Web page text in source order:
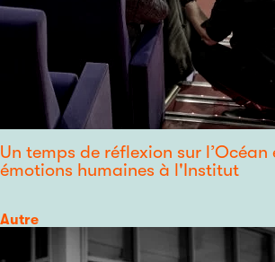
Un temps de réflexion sur l’Océan
émotions humaines à l'Institut
Catégorie
Autre